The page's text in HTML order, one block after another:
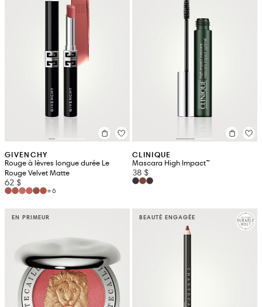
GIVENCHY
Rouge à lèvres longue durée Le
Rouge Velvet Matte
62 $
+6
CLINIQUE
Mascara High Impact™
38 $
EN PRIMEUR BEAUTÉ ENGAGÉE